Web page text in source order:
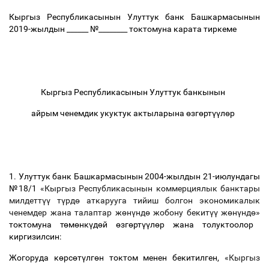
Кыргыз Республикасынын Улуттук банк Башкармасынын
2019-жылдын ______ №________ токтомуна карата тиркеме
Кыргыз Республикасынын Улуттук банкынын
айрым ченемдик укуктук актыларына өзгөртүүлөр
1. Улуттук банк Башкармасынын 2004-жылдын 21-июлундагы
№18/1 «Кыргыз Республикасынын коммерциялык банктары
милдеттүү түрдө аткарууга тийиш болгон экономикалык
ченемдер жана талаптар жөнүндөжобону бекитүүжөнүндө»
токтомуна төмөнкүдөй өзгөртүүлөр жана толуктоолор
киргизилсин:
Жогоруда көрсөтүлгөн токтом менен бекитилген,«Кыргыз